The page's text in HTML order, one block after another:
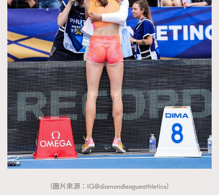
（圖片來源：IG@diamondleagueathletics）